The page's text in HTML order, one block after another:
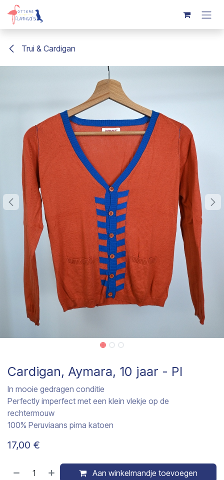
Overslaan naar inhoud
Trui & Cardigan
Cardigan, Aymara, 10 jaar - PI
In mooie gedragen conditie
Perfectly imperfect met een klein vlekje op de
rechtermouw
100% Peruviaans pima katoen
17,00 €
Aan winkelmandje toevoegen